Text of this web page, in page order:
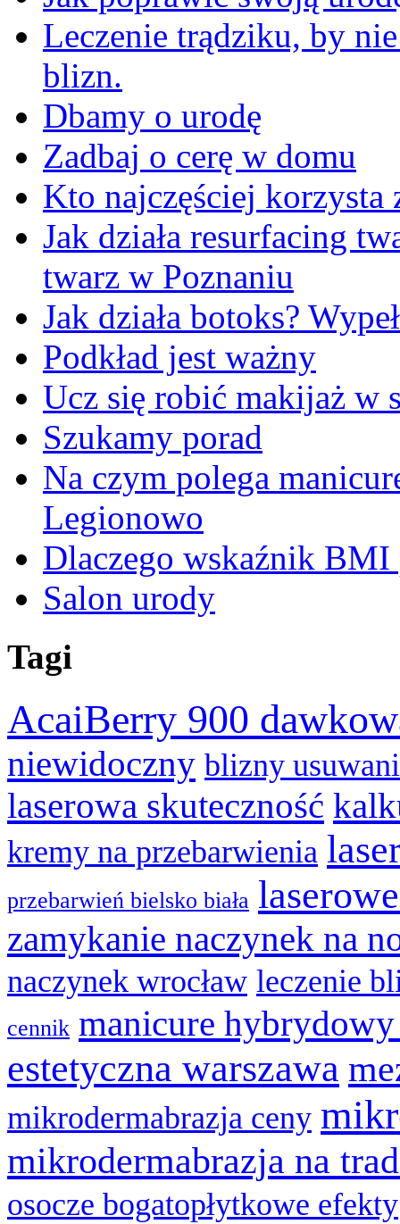
Leczenie trądziku, by
blizn.
Dbamy o urodę
Zadbaj o cerę w domu
Kto najczęściej korzysta
Jak działa resurfacing
twarz w Poznaniu
Jak działa botoks?
Podkład jest ważny
Ucz się robić makijaż w
Szukamy porad
Na czym polega
Legionowo
Dlaczego wskaźnik BMI
Salon urody
Tagi
AcaiBerry 900
niewidoczny blizny
laserowa skuteczność
kremy na przebarwienia
przebarwień bielsko biała
zamykanie naczynek na
naczynek wrocław leczenie
cennik manicure
estetyczna warszawa
mikrodermabrazja ceny
mikrodermabrazja na
osocze bogatopłytkowe efekty